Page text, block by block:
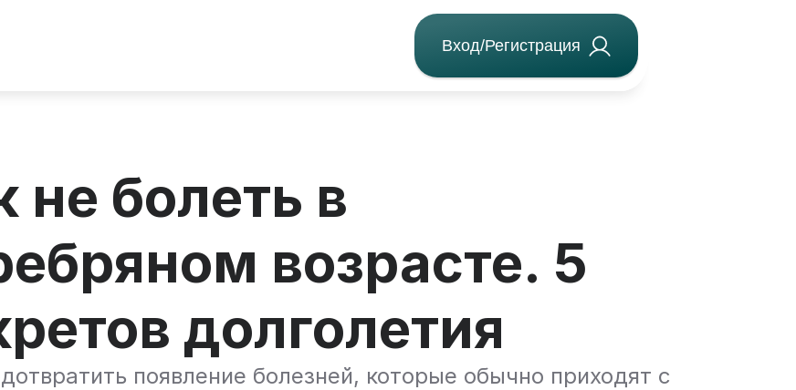
Вход/Регистрация
не болеть в
возрасте. 5
долголетия
появление болезней, которые обычно приходят с